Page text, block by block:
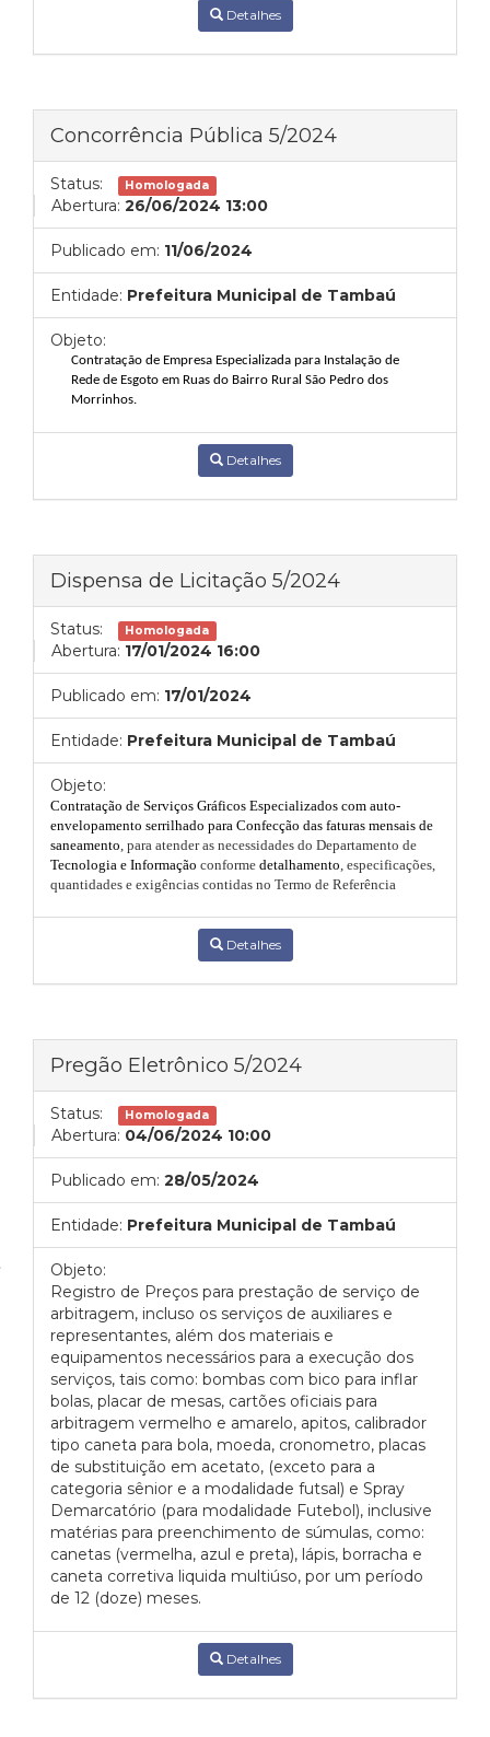
Detalhes
Concorrência Pública 5/2024
Status: Homologada
Abertura: 26/06/2024 13:00
Publicado em: 11/06/2024
Entidade: Prefeitura Municipal de Tambaú
Objeto:
Contratação de Empresa Especializada para Instalação de
Rede de Esgoto em Ruas do Bairro Rural São Pedro dos
Morrinhos.
Detalhes
Dispensa de Licitação 5/2024
Status: Homologada
Abertura: 17/01/2024 16:00
Publicado em: 17/01/2024
Entidade: Prefeitura Municipal de Tambaú
Objeto:
Contratação de Serviços Gráficos Especializados com auto-
envelopamento serrilhado para Confecção das faturas mensais de
saneamento, para atender as necessidades do Departamento de
Tecnologia e Informação conforme detalhamento, especificações,
quantidades e exigências contidas no Termo de Referência
Detalhes
Pregão Eletrônico 5/2024
Status: Homologada
Abertura: 04/06/2024 10:00
Publicado em: 28/05/2024
Entidade: Prefeitura Municipal de Tambaú
Objeto:
Registro de Preços para prestação de serviço de
arbitragem, incluso os serviços de auxiliares e
representantes, além dos materiais e
equipamentos necessários para a execução dos
serviços, tais como: bombas com bico para inflar
bolas, placar de mesas, cartões oficiais para
arbitragem vermelho e amarelo, apitos, calibrador
tipo caneta para bola, moeda, cronometro, placas
de substituição em acetato, (exceto para a
categoria sênior e a modalidade futsal) e Spray
Demarcatório (para modalidade Futebol), inclusive
matérias para preenchimento de súmulas, como:
canetas (vermelha, azul e preta), lápis, borracha e
caneta corretiva liquida multiúso, por um período
de 12 (doze) meses.
Detalhes